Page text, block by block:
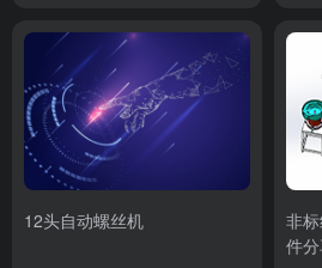
12头自动螺丝机
非
件